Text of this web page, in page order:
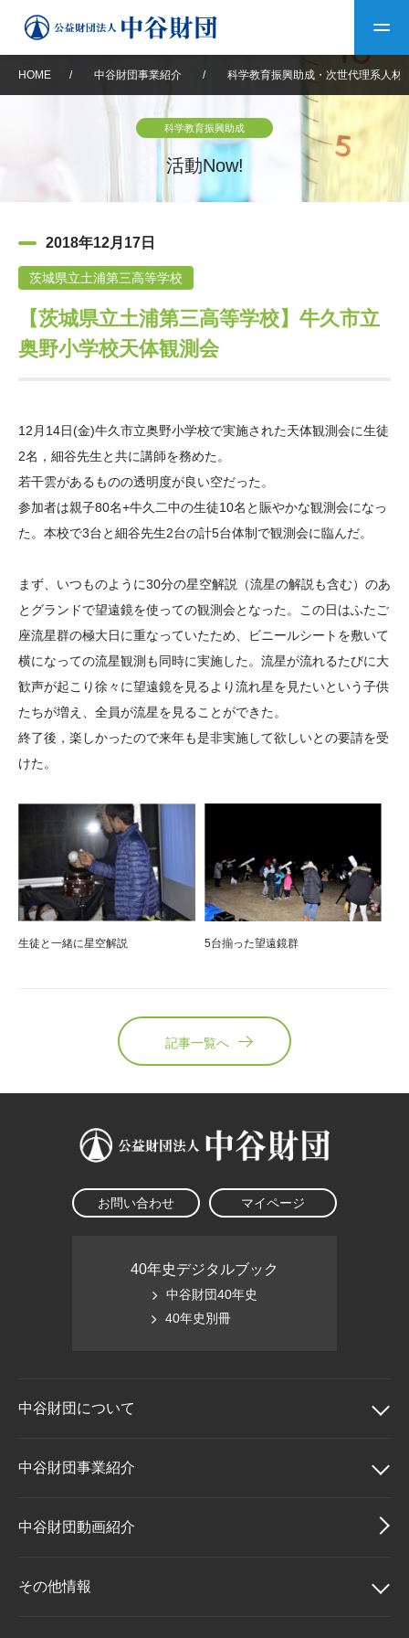
中谷財団について
設立趣意書
沿革 40年史デジタルブック
中谷財団40年史
役員・評議員 公開情報
年報一覧 中谷財団レポート
中谷財団事業紹介
神戸賞 長期大型研究助成
大学院生奨学金
国際学生交流プログラ
ム
科学教育振興助成・
次世代理系人材育成プ
中谷財団動画紹介
その他情報
アクセス よくあるご質問
サイトマップ 中谷財団アーカイブ
日本語 English
HOME / 中谷財団事業紹介 / 科学教育振興助成・次世代理系人材
科学教育振興助成
活動Now!
2018年12月17日
茨城県立土浦第三高等学校
【茨城県立土浦第三高等学校】牛久市立
奥野小学校天体観測会
12月14日(金)牛久市立奥野小学校で実施された天体観測会に生徒
2名，細谷先生と共に講師を務めた。
若干雲があるものの透明度が良い空だった。
参加者は親子80名+牛久二中の生徒10名と賑やかな観測会になっ
た。本校で3台と細谷先生2台の計5台体制で観測会に臨んだ。
まず、いつものように30分の星空解説（流星の解説も含む）のあ
とグランドで望遠鏡を使っての観測会となった。この日はふたご
座流星群の極大日に重なっていたため、ビニールシートを敷いて
横になっての流星観測も同時に実施した。流星が流れるたびに大
歓声が起こり徐々に望遠鏡を見るより流れ星を見たいという子供
たちが増え、全員が流星を見ることができた。
終了後，楽しかったので来年も是非実施して欲しいとの要請を受
けた。
生徒と一緒に星空解説 5台揃った望遠鏡群
記事一覧へ
お問い合わせ マイページ
40年史デジタルブック
中谷財団40年史
40年史別冊
中谷財団について
中谷財団について
理事長挨拶
設立趣意書
中谷財団事業紹介
中谷財団事業紹介
中谷賞
中谷財団動画紹介
その他情報